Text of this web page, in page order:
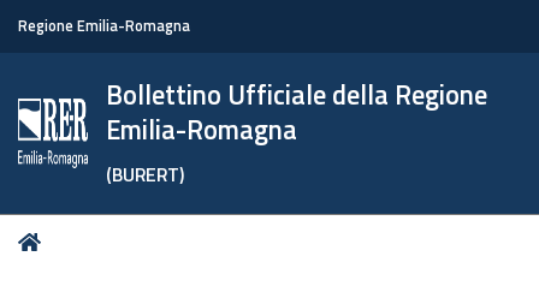
Regione Emilia-Romagna
Bollettino Ufficiale della Regione
Emilia-Romagna
(BURERT)
Tu